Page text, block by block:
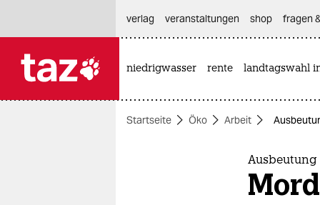
themen
verlag
veranstaltungen shop fragen
niedrigwasser rente landtagswahl
Startseite Öko Arbeit